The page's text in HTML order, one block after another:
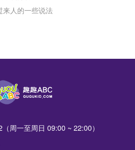
来人的一些说法
周一至周日 09:00 ~ 22:00）